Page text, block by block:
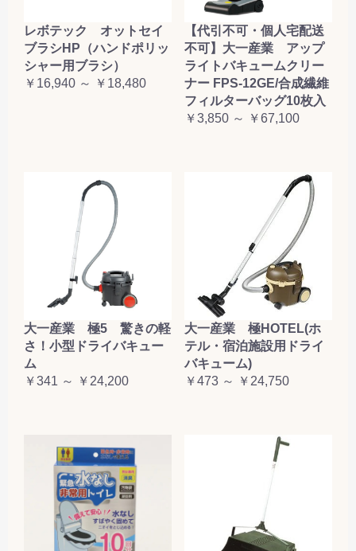
レボテック オットセイ
ブラシHP（ハンドポリッ
シャー用ブラシ）
￥16,940 ～ ￥18,480
【代引不可・個人宅配送
不可】大一産業 アップ
ライトバキュームクリー
ナー FPS-12GE/合成繊維
フィルターバッグ10枚入
￥3,850 ～ ￥67,100
大一産業 極5 驚きの軽
さ！小型ドライバキュー
ム
￥341 ～ ￥24,200
大一産業 極HOTEL(ホ
テル・宿泊施設用ドライ
バキューム)
￥473 ～ ￥24,750